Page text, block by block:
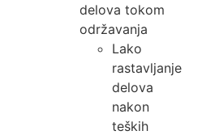
delova tokom
održavanja
Lako
rastavljanje
delova
nakon
teških